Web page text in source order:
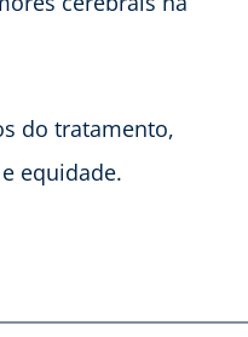
do tratamento,
equidade.